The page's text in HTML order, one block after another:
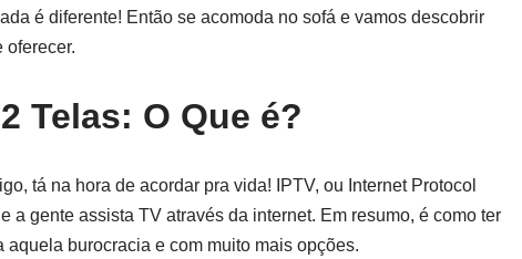
é diferente! Então se acomoda no sofá e vamos descobrir
oferecer.
Telas: O Que é?
tá na hora de acordar pra vida! IPTV, ou Internet Protocol
a gente assista TV através da internet. Em resumo, é como ter
burocracia e com muito mais opções.